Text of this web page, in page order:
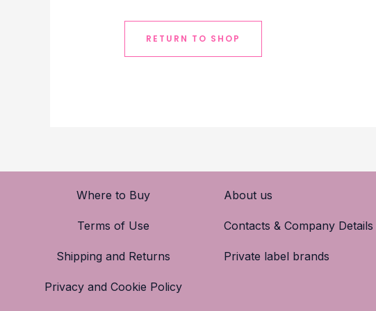
RETURN TO SHOP
Where to Buy
Terms of Use
Shipping and Returns
Privacy and Cookie Policy
About us
Contacts & Company Details
Private label brands